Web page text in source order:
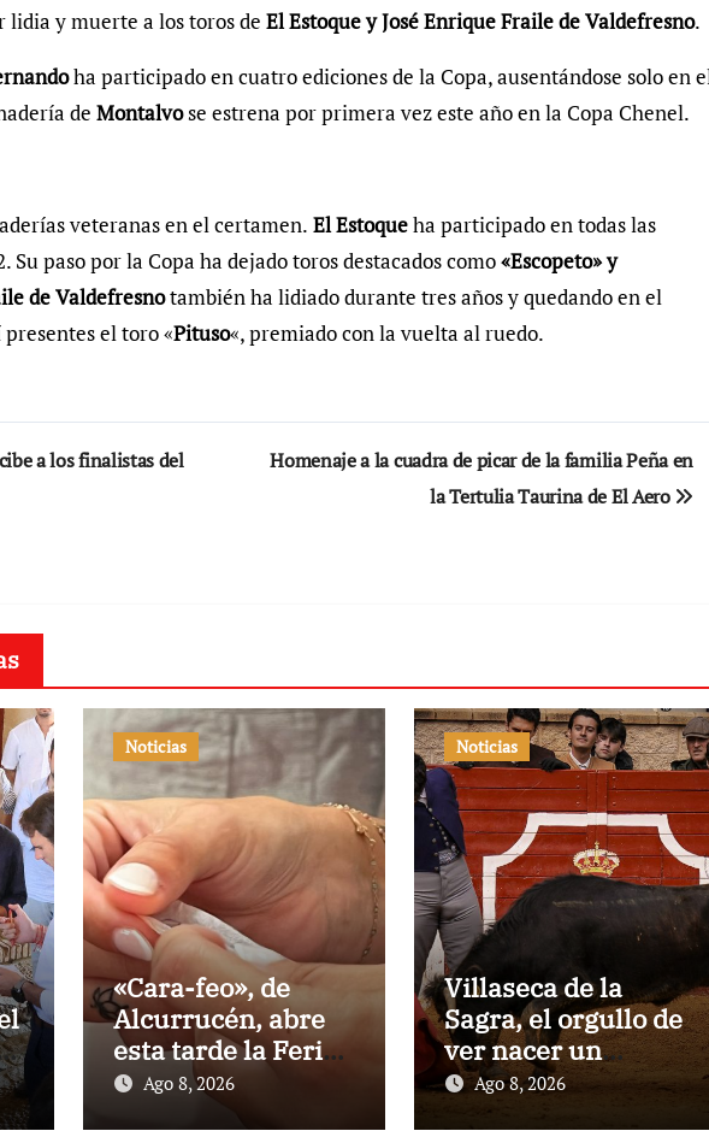
lidia y muerte a los toros de El Estoque y José Enrique Fraile de Valdefresno.
ha participado en cuatro ediciones de la Copa, ausentándose solo en
de Montalvose estrena por primera vez este año en la Copa Chenel.
veteranas en el certamen. El Estoqueha participado en todas las
Su paso por la Copa ha dejado toros destacados como«Escopeto» y
de Valdefresnotambién ha lidiado durante tres años y quedando en el
el toro «Pituso«, premiado con la vuelta al ruedo.
a los finalistas del
Homenaje a la cuadra de picar de la familia Peña en
la Tertulia Taurina de El Aero
Noticias
«Cara-feo», de
Alcurrucén, abre
esta tarde la Feria
de la Peregrina de
Ago 8, 2026
Noticias
Villaseca de la
Sagra, el orgullo de
ver nacer un
torero:Gorka Jerez
debutará vestido
Ago 8, 2026